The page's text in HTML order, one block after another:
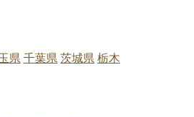
県 千葉県 茨城県 栃木